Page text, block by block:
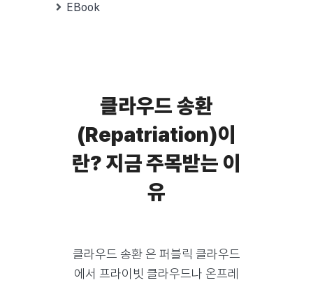
EBook
클라우드 송환
(Repatriation)이
란? 지금 주목받는 이
유
클라우드 송환 은 퍼블릭 클라우드
에서 프라이빗 클라우드나 온프레